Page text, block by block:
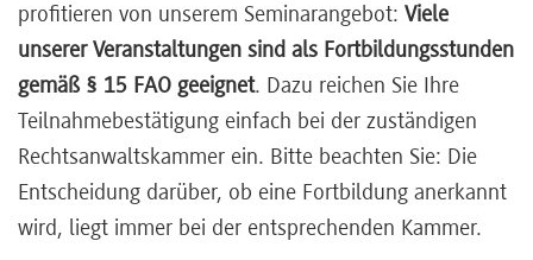
profitieren von unserem Seminarangebot: Viele
unserer Veranstaltungen sind als Fortbildungsstunden
gemäß § 15 FAO geeignet. Dazu reichen Sie Ihre
Teilnahmebestätigung einfach bei der zuständigen
Rechtsanwaltskammer ein. Bitte beachten Sie: Die
Entscheidung darüber, ob eine Fortbildung anerkannt
wird, liegt immer bei der entsprechenden Kammer.